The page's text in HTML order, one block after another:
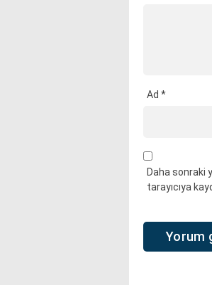
Ad *
Daha sonraki
tarayıcıya